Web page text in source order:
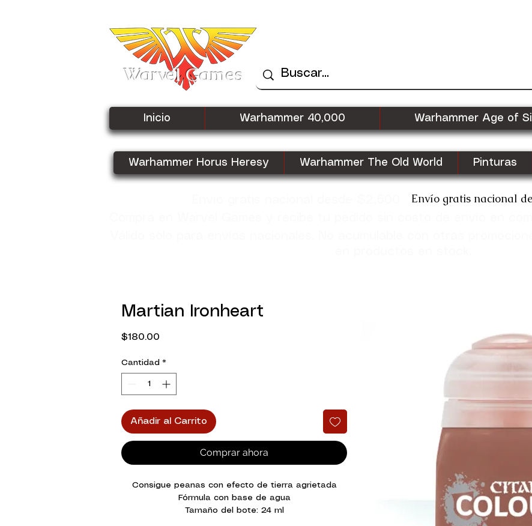
Warvel Games
Inicio Warhammer 40,000 Warhammer Age of
Warhammer Horus Heresy Warhammer The Old World Pinturas
Envío gratis nacional
Martian Ironheart
$180.00
Cantidad *
Añadir al Carrito
Comprar ahora
Consigue peanas con efecto de tierra agrietada
Fórmula con base de agua
Tamaño del bote: 24 ml